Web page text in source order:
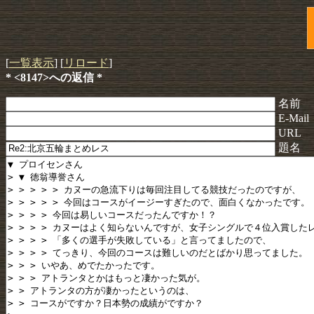
[一覧表示] [リロード]
* <8147>への返信 *
名前
E-Mail
URL
題名